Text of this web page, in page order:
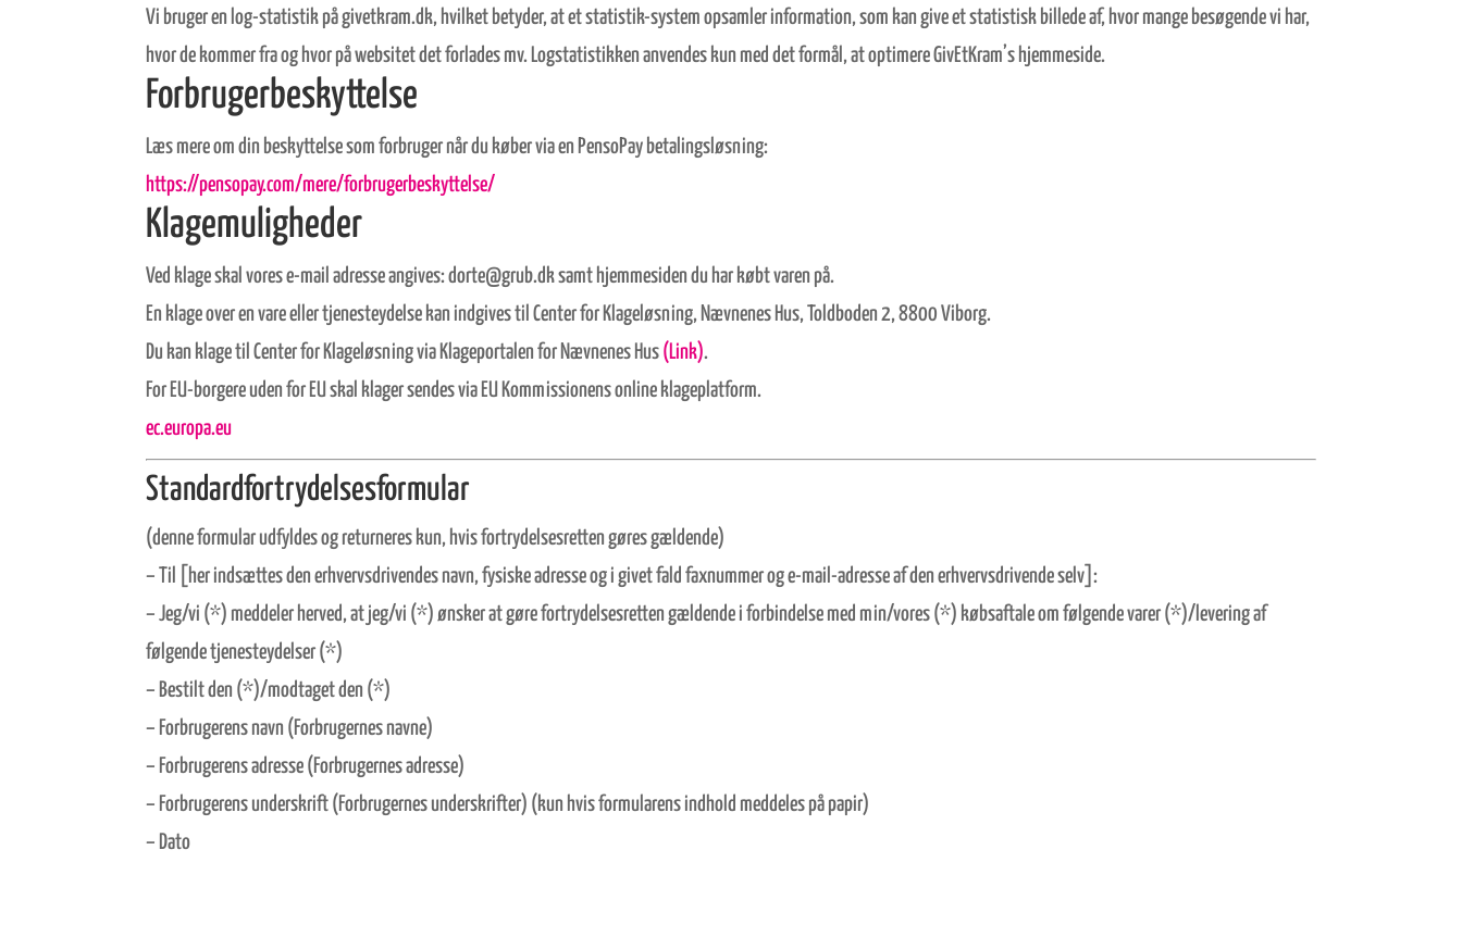
Vi bruger en log-statistik på givetkram.dk, hvilket betyder, at et statistik-system opsamler information, som kan give et statistisk billede af, hvor mange besøgende vi har,
hvor de kommer fra og hvor på websitet det forlades mv. Logstatistikken anvendes kun med det formål, at optimere GivEtKram’s hjemmeside.
Forbrugerbeskyttelse
Læs mere om din beskyttelse som forbruger når du køber via en PensoPay betalingsløsning:
https://pensopay.com/mere/forbrugerbeskyttelse/
Klagemuligheder
Ved klage skal vores e-mail adresse angives: dorte@grub.dk samt hjemmesiden du har købt varen på.
En klage over en vare eller tjenesteydelse kan indgives til Center for Klageløsning, Nævnenes Hus, Toldboden 2, 8800 Viborg.
Du kan klage til Center for Klageløsning via Klageportalen for Nævnenes Hus (Link).
For EU-borgere uden for EU skal klager sendes via EU Kommissionens online klageplatform.
ec.europa.eu
Standardfortrydelsesformular
(denne formular udfyldes og returneres kun, hvis fortrydelsesretten gøres gældende)
– Til [her indsættes den erhvervsdrivendes navn, fysiske adresse og i givet fald faxnummer og e-mail-adresse af den erhvervsdrivende selv]:
– Jeg/vi (*) meddeler herved, at jeg/vi (*) ønsker at gøre fortrydelsesretten gældende i forbindelse med min/vores (*) købsaftale om følgende varer (*)/levering af
følgende tjenesteydelser (*)
– Bestilt den (*)/modtaget den (*)
– Forbrugerens navn (Forbrugernes navne)
– Forbrugerens adresse (Forbrugernes adresse)
– Forbrugerens underskrift (Forbrugernes underskrifter) (kun hvis formularens indhold meddeles på papir)
– Dato